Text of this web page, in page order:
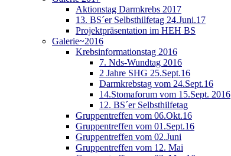
Aktionstag Darmkrebs 2017
13. BS´er Selbsthilfetag 24.Juni.17
Projektpräsentation im HEH BS
Galerie~2016
Krebsinformationstag 2016
7. Nds-Wundtag 2016
2 Jahre SHG 25.Sept.16
Darmkrebstag vom 24.Sept.16
14.Stomaforum vom 15.Sept. 2016
12. BS´er Selbsthilfetag
Gruppentreffen vom 06.Okt.16
Gruppentreffen vom 01.Sept.16
Gruppentreffen vom 02.Juni
Gruppentreffen vom 12. Mai